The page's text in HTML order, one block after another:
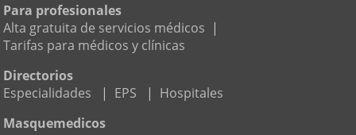
Para profesionales
Alta gratuita de servicios médicos |
Tarifas para médicos y clínicas
Directorios
Especialidades
| EPS | Hospitales
Masquemedicos